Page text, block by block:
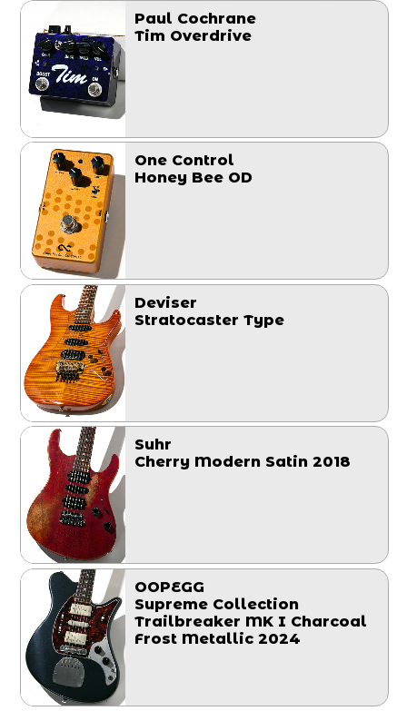
Paul Cochrane
Tim Overdrive
One Control
Honey Bee OD
Deviser
Stratocaster Type
Suhr
Cherry Modern Satin 2018
OOPEGG
Supreme Collection
Trailbreaker MK I Charcoal
Frost Metallic 2024